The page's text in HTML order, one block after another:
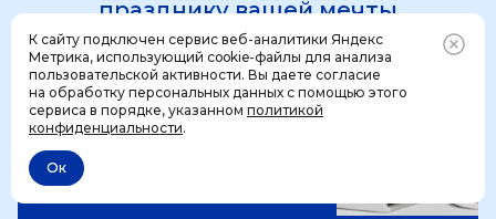
Позвонить+7 (499) 444-31-53
К сайту подключен сервис веб-аналитики Яндекс
Метрика, использующий cookie-файлы для анализа
пользовательской активности. Вы даете согласие
на обработку персональных данных с помощью этого
сервиса в порядке, указанном политикой
конфиденциальности.
Ок
празднику вашей мечты
1 шаг